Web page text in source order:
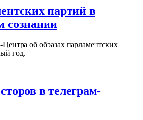
партий в
сознании
об образах парламентских
год.
в телеграм-